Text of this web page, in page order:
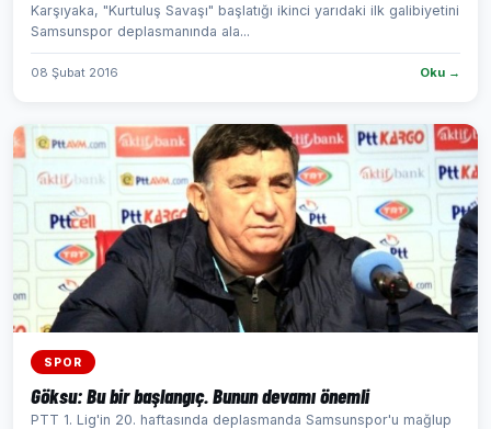
Karşıyaka, "Kurtuluş Savaşı" başlatığı ikinci yarıdaki ilk galibiyetini
Samsunspor deplasmanında ala...
08 Şubat 2016 Oku →
SPOR
Göksu: Bu bir başlangıç. Bunun devamı önemli
PTT 1. Lig'in 20. haftasında deplasmanda Samsunspor'u mağlup